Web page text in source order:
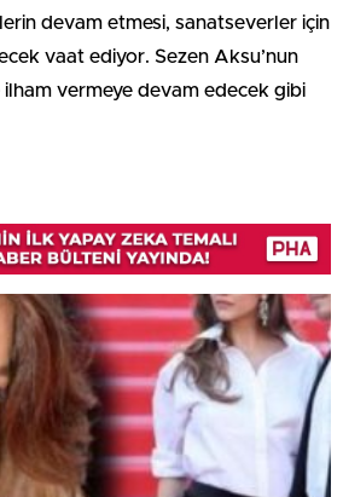
devam etmesi, sanatseverler için
vaat ediyor. Sezen Aksu’nun
ilham vermeye devam edecek gibi